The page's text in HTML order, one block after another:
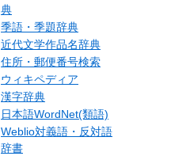
典
季語・季題辞典
近代文学作品名辞典
住所・郵便番号検索
ウィキペディア
漢字辞典
日本語WordNet(類語)
Weblio対義語・反対語
辞書